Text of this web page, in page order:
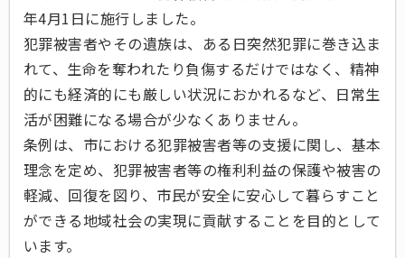
年4月1日に施行しました。
犯罪被害者やその遺族は、ある日突然犯罪に巻き込ま
れて、生命を奪われたり負傷するだけではなく、精神
的にも経済的にも厳しい状況におかれるなど、日常生
活が困難になる場合が少なくありません。
条例は、市における犯罪被害者等の支援に関し、基本
理念を定め、犯罪被害者等の権利利益の保護や被害の
軽減、回復を図り、市民が安全に安心して暮らすこと
ができる地域社会の実現に貢献することを目的として
います。